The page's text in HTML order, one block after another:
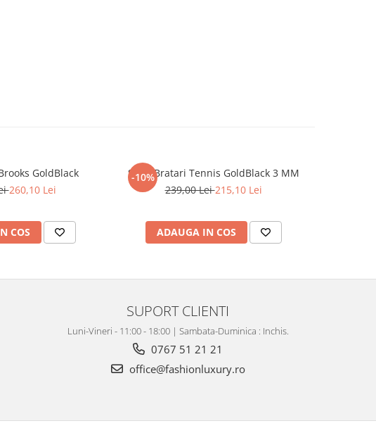
GoldBlack
260,10 Lei
COS
-10%
Set 3 Bratari Tennis GoldBlack 3 MM
239,00 Lei215,10 Lei
ADAUGA IN COS
SUPORT CLIENTI
Luni-Vineri - 11:00 - 18:00 | Sambata-Duminica : Inchis.
0767 51 21 21
office@fashionluxury.ro